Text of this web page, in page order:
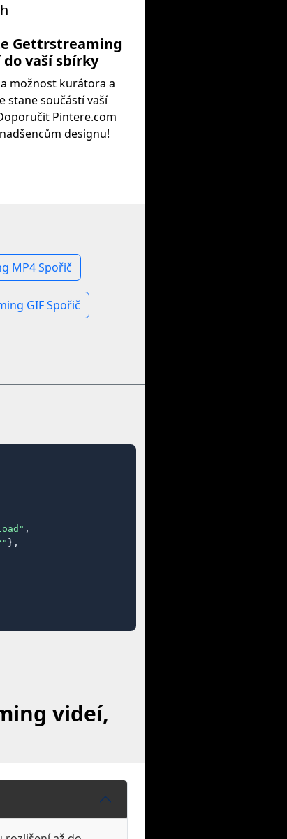
Gettrstreaming
vaší sbírky
možnost kurátora a
stane součástí vaší
Pintere.com
designu!
MP4 Spořič
GIF Spořič
,
},
videí,